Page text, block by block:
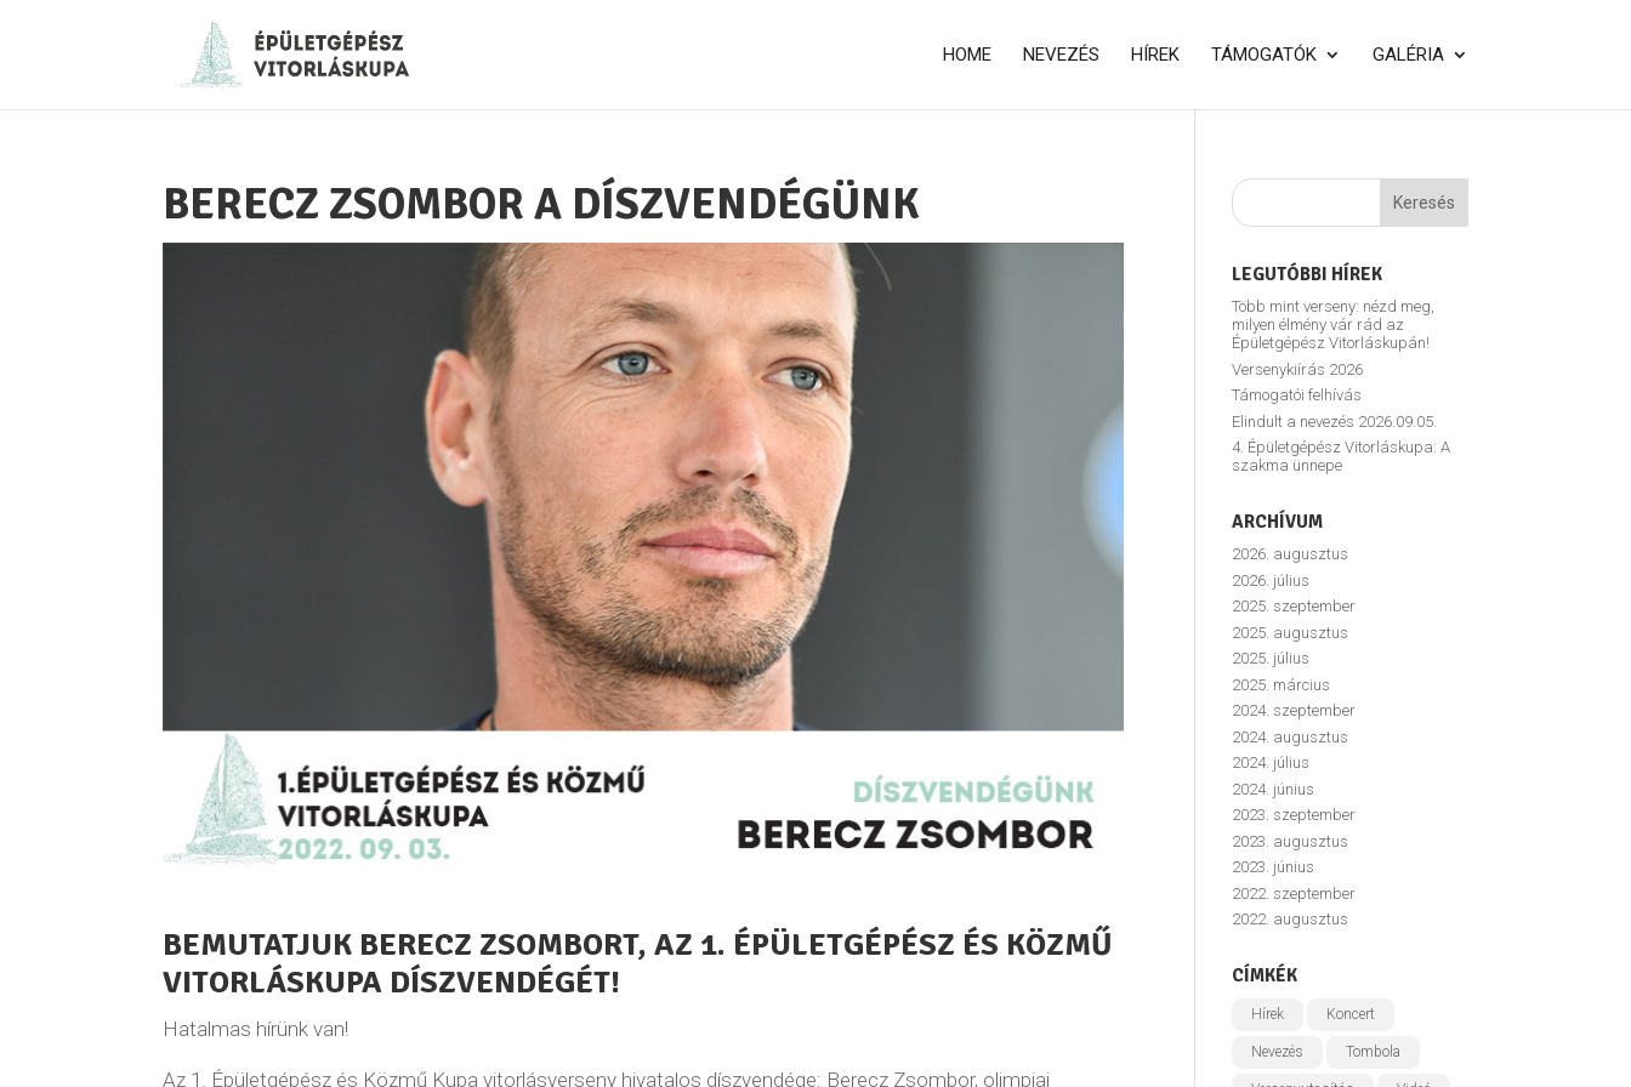
HOME NEVEZÉS HÍREK TÁMOGATÓK GALÉRIA
BERECZ ZSOMBOR A DÍSZVENDÉGÜNK
BEMUTATJUK BERECZ ZSOMBORT, AZ 1. ÉPÜLETGÉPÉSZ ÉS KÖZMŰ
VITORLÁSKUPA DÍSZVENDÉGÉT!
Hatalmas hírünk van!
Az 1. Épületgépész és Közmű Kupa vitorlásverseny hivatalos díszvendége: Berecz Zsombor, olimpiai
LEGUTÓBBI HÍREK
Több mint verseny: nézd meg,
milyen élmény vár rád az
Épületgépész Vitorláskupán!
Versenykiírás 2026
Támogatói felhívás
Elindult a nevezés 2026.09.05.
4. Épületgépész Vitorláskupa: A
szakma ünnepe
ARCHÍVUM
2026. augusztus
2026. július
2025. szeptember
2025. augusztus
2025. július
2025. március
2024. szeptember
2024. augusztus
2024. július
2024. június
2023. szeptember
2023. augusztus
2023. június
2022. szeptember
2022. augusztus
CÍMKÉK
Hírek Koncert
Nevezés Tombola